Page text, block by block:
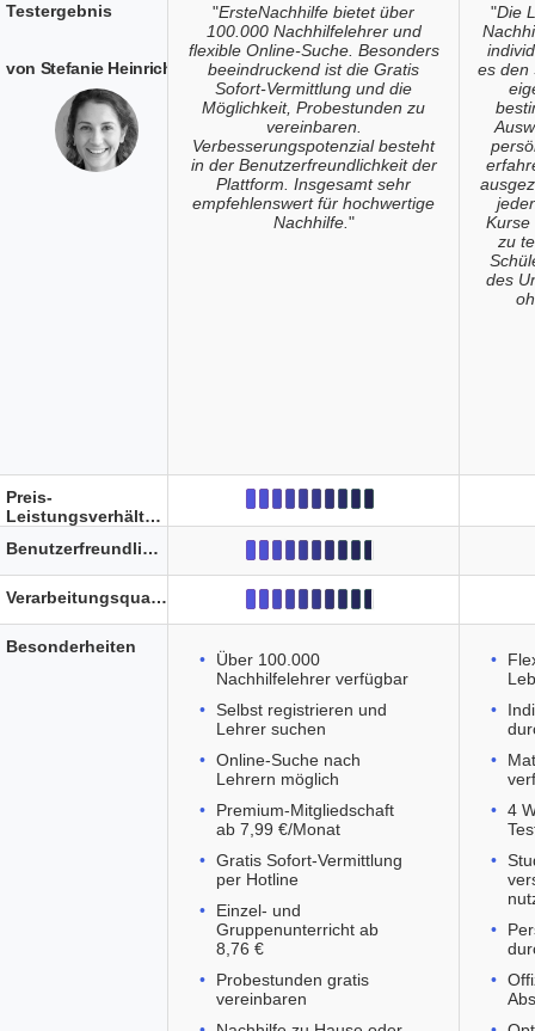
"ErsteNachhilfe bietet über
100.000 Nachhilfelehrer und
flexible Online-Suche. Besonders
beeindruckend ist die Gratis
Sofort-Vermittlung und die
Möglichkeit, Probestunden zu
vereinbaren.
Verbesserungspotenzial besteht
in der Benutzerfreundlichkeit der
Plattform. Insgesamt sehr
empfehlenswert für hochwertige
Nachhilfe. "
"Die
es den
Kurse
zu
des
Über 100.000
Nachhilfelehrer verfügbar
Selbst registrieren und
Lehrer suchen
Online-Suche nach
Lehrern möglich
Premium-Mitgliedschaft
ab 7,99 €/Monat
Gratis Sofort-Vermittlung
per Hotline
Einzel- und
Gruppenunterricht ab
8,76 €
Probestunden gratis
vereinbaren
4
Testergebnis
von Stefanie Heinrich
Preis-
Leistungsverhältnis
Benutzerfreundlichkeit
Verarbeitungsqualität
Besonderheiten